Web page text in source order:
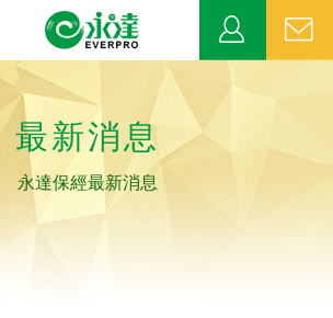
最新消息
永達保經最新消息